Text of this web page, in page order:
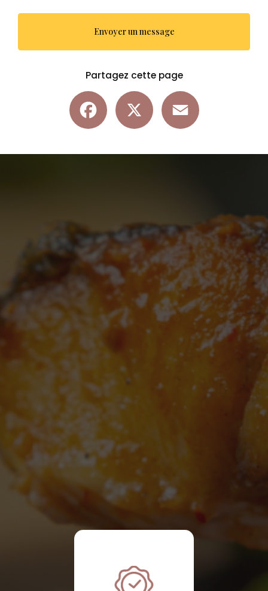
Envoyer un message
Partagez cette page
Facebook